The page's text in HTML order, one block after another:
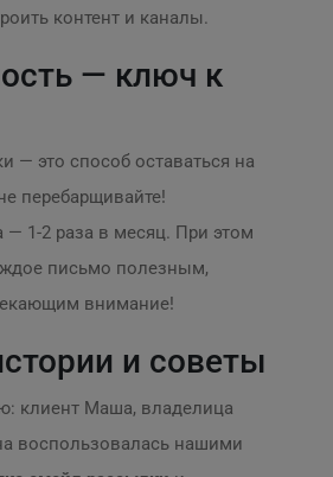
контент и каналы.
— ключ к
— это способ оставаться на
перебарщивайте!
— 1-2 раза в месяц. При этом
письмо полезным,
внимание!
и советы
клиент Маша, владелица
воспользовалась нашими